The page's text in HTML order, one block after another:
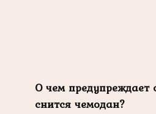
О чем предупреждает
снится чемодан?